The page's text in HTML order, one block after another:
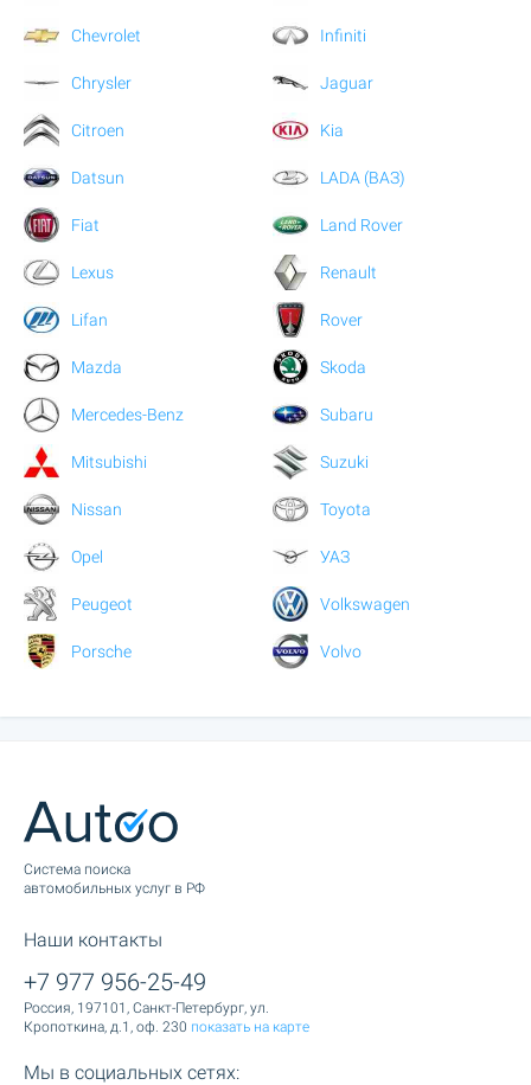
Chevrolet
Chrysler
Citroen
Datsun
Fiat
Infiniti
Jaguar
Kia
LADA (ВАЗ)
Land Rover
Lexus
Lifan
Mazda
Mercedes-Benz
Mitsubishi
Nissan
Opel
Peugeot
Porsche
Renault
Rover
Skoda
Subaru
Suzuki
Toyota
УАЗ
Volkswagen
Volvo
Cистема поиска
автомобильных услуг в РФ
Наши контакты
+7 977 956-25-49
Россия, 197101, Санкт-Петербург, ул.
Кропоткина, д.1, оф. 230 показать на карте
Мы в социальных сетях: